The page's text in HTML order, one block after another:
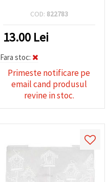
COD: 822783
13.00 Lei
Fara stoc:
Primeste notificare pe
email cand produsul
revine in stoc.